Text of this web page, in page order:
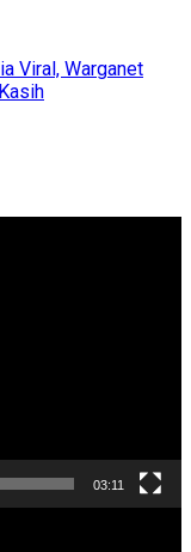
Viral, Warganet
03:11